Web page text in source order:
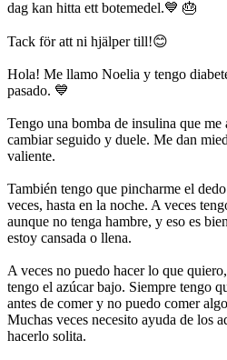
dag kan hitta ett botemedel.💙 🎂
Tack för att ni hjälper till!😊
Hola! Me llamo Noelia y tengo
pasado. 💙
Tengo una bomba de insulina que
cambiar seguido y duele. Me dan
valiente.
También tengo que pincharme el
veces, hasta en la noche. A veces
aunque no tenga hambre, y eso es
estoy cansada o llena.
A veces no puedo hacer lo que
tengo el azúcar bajo. Siempre tengo
antes de comer y no puedo comer
Muchas veces necesito ayuda de los
hacerlo solita.